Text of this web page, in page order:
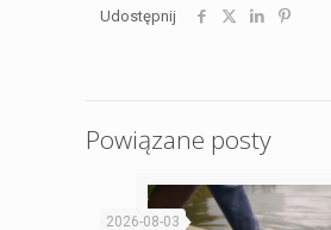
Udostępnij
Powiązane posty
2026-08-03